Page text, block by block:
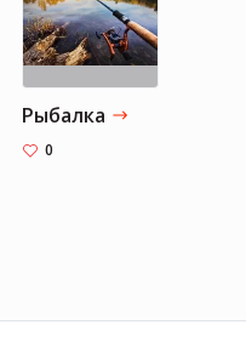
Рыбалка
0